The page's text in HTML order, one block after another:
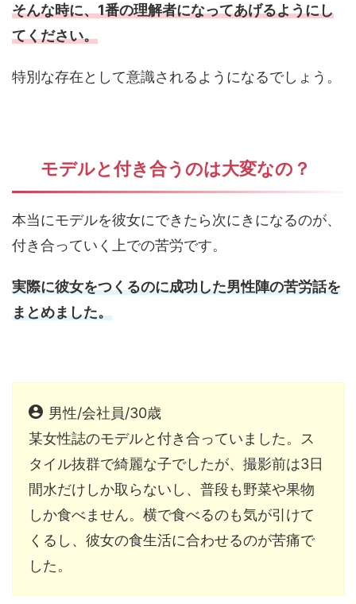
そんな時に、1番の理解者になってあげるようにし
てください。
特別な存在として意識されるようになるでしょう。
モデルと付き合うのは大変なの？
本当にモデルを彼女にできたら次にきになるのが、
付き合っていく上での苦労です。
実際に彼女をつくるのに成功した男性陣の苦労話を
まとめました。
男性/会社員/30歳
某女性誌のモデルと付き合っていました。ス
タイル抜群で綺麗な子でしたが、撮影前は3日
間水だけしか取らないし、普段も野菜や果物
しか食べません。横で食べるのも気が引けて
くるし、彼女の食生活に合わせるのが苦痛で
した。